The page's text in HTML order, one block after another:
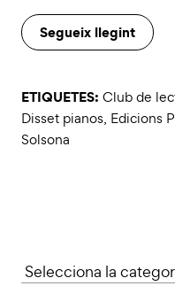
Segueix llegint
ETIQUETES: Club de
Disset pianos, Edicions
Solsona
Categories